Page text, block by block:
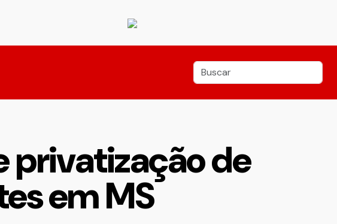
privatização de
em MS